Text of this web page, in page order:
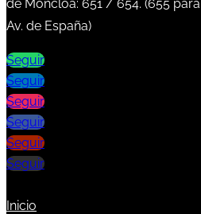
de Moncloa: 651 / 654. (655
Av. de España)
Seguir
Seguir
Seguir
Seguir
Seguir
Seguir
Inicio